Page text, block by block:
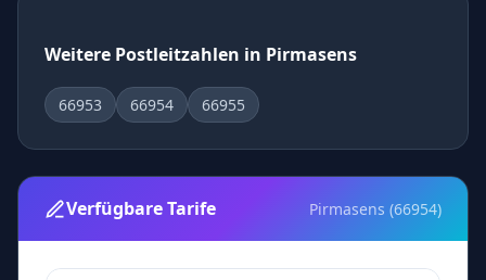
Weitere Postleitzahlen in Pirmasens
66953 66954 66955
Verfügbare Tarife Pirmasens (66954)